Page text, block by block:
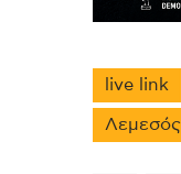
live link
Λεμεσός